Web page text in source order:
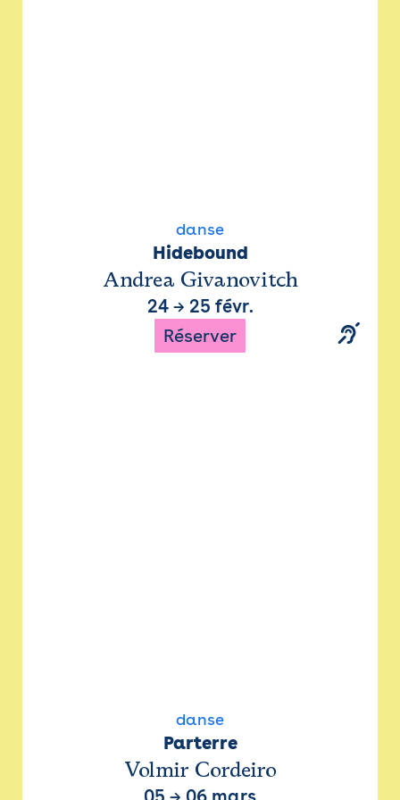
danse
Hidebound
Andrea Givanovitch
24→ 25 févr.
Réserver
danse
Parterre
Volmir Cordeiro